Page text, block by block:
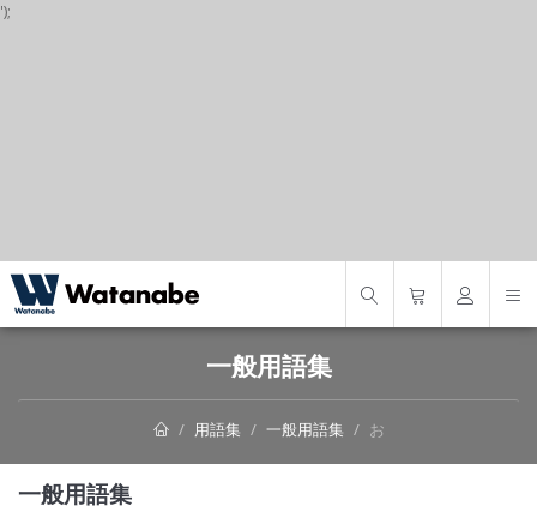
');
一般用語集
用語集 一般用語集 お
一般用語集